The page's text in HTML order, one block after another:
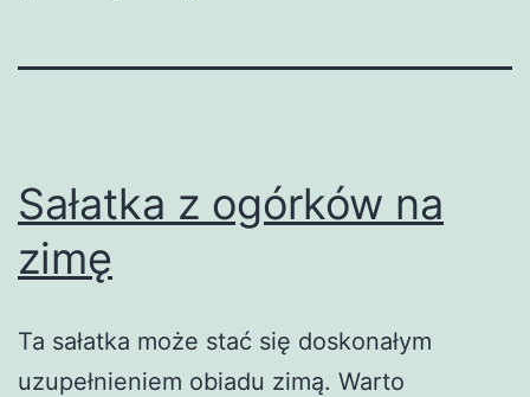
Sałatka z ogórków na
zimę
Ta sałatka może stać się doskonałym
uzupełnieniem obiadu zimą. Warto